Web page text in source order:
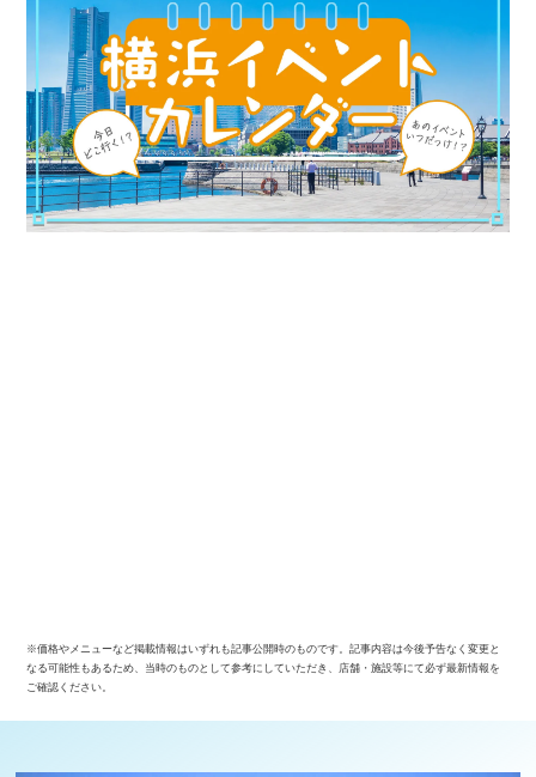
※価格やメニューなど掲載情報はいずれも記事公開時のものです。記事内容は今後予告なく変更と
なる可能性もあるため、当時のものとして参考にしていただき、店舗・施設等にて必ず最新情報を
ご確認ください。